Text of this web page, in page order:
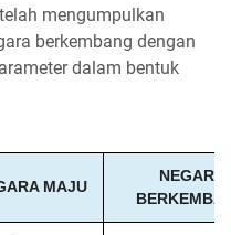
mengumpulkan
berkembang dengan
dalam bentuk
MAJU
NEGARA